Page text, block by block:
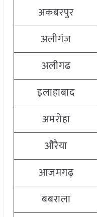
अकबरपुर
अलीगंज
अलीगढ
इलाहाबाद
अमरोहा
औरैया
आजमगढ़
बबराला